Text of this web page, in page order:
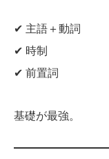
✔ 主語＋動詞
✔ 時制
✔ 前置詞
基礎が最強。